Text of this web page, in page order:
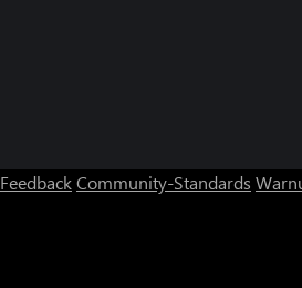
FeedbackCommunity-Standards